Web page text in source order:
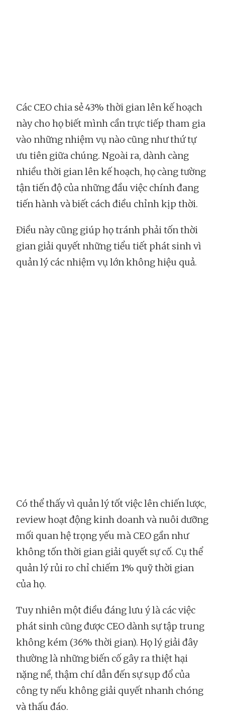
Các CEO chia sẻ 43% thời gian lên kế hoạch
này cho họ biết mình cần trực tiếp tham gia
vào những nhiệm vụ nào cũng như thứ tự
ưu tiên giữa chúng. Ngoài ra, dành càng
nhiều thời gian lên kế hoạch, họ càng tường
tận tiến độ của những đầu việc chính đang
tiến hành và biết cách điều chỉnh kịp thời.
Điều này cũng giúp họ tránh phải tốn thời
gian giải quyết những tiểu tiết phát sinh vì
quản lý các nhiệm vụ lớn không hiệu quả.
Có thể thấy vì quản lý tốt việc lên chiến lược,
review hoạt động kinh doanh và nuôi dưỡng
mối quan hệ trọng yếu mà CEO gần như
không tốn thời gian giải quyết sự cố. Cụ thể
quản lý rủi ro chỉ chiếm 1% quỹ thời gian
của họ.
Tuy nhiên một điều đáng lưu ý là các việc
phát sinh cũng được CEO dành sự tập trung
không kém (36% thời gian). Họ lý giải đây
thường là những biến cố gây ra thiệt hại
nặng nề, thậm chí dẫn đến sự sụp đổ của
công ty nếu không giải quyết nhanh chóng
và thấu đáo.